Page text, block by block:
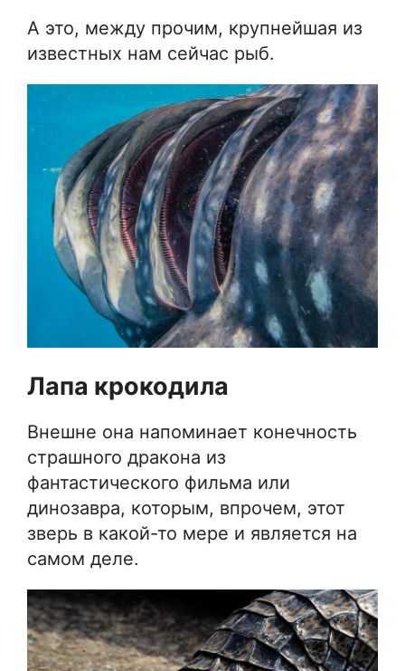
А это, между прочим, крупнейшая из
известных нам сейчас рыб.
Лапа крокодила
Внешне она напоминает конечность
страшного дракона из
фантастического фильма или
динозавра, которым, впрочем, этот
зверь в какой-то мере и является на
самом деле.